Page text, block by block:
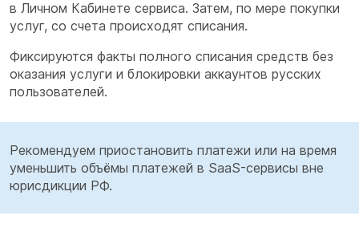
в Личном Кабинете сервиса. Затем, по мере покупки
услуг, со счета происходят списания.
Фиксируются факты полного списания средств без
оказания услуги и блокировки аккаунтов русских
пользователей.
Рекомендуем приостановить платежи или на время
уменьшить объёмы платежей в SaaS-сервисы вне
юрисдикции РФ.